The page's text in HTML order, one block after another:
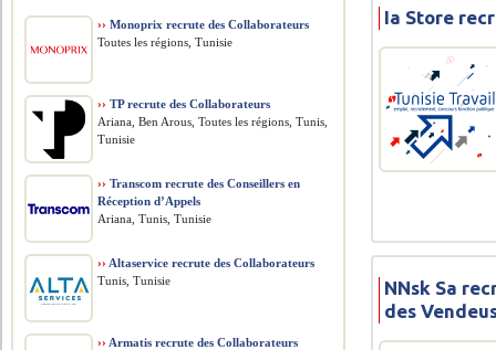
Ia Store
NNsk Sa
des
›› Monoprix recrute des Collaborateurs
Toutes les régions, Tunisie
›› TP recrute des Collaborateurs
Ariana, Ben Arous, Toutes les régions, Tunis,
Tunisie
›› Transcom recrute des Conseillers en
Réception d’Appels
Ariana, Tunis, Tunisie
›› Altaservice recrute des Collaborateurs
Tunis, Tunisie
›› Armatis recrute des Collaborateurs